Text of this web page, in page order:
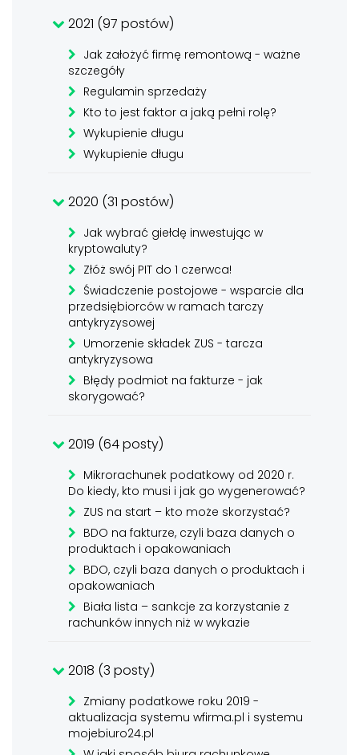
2021 (97 postów)
Jak założyć firmę remontową - ważne
szczegóły
Regulamin sprzedaży
Kto to jest faktor a jaką pełni rolę?
Wykupienie długu
Wykupienie długu
2020 (31 postów)
Jak wybrać giełdę inwestując w
kryptowaluty?
Złóż swój PIT do 1 czerwca!
Świadczenie postojowe - wsparcie dla
przedsiębiorców w ramach tarczy
antykryzysowej
Umorzenie składek ZUS - tarcza
antykryzysowa
Błędy podmiot na fakturze - jak
skorygować?
2019 (64 posty)
Mikrorachunek podatkowy od 2020 r.
Do kiedy, kto musi i jak go wygenerować?
ZUS na start – kto może skorzystać?
BDO na fakturze, czyli baza danych o
produktach i opakowaniach
BDO, czyli baza danych o produktach i
opakowaniach
Biała lista – sankcje za korzystanie z
rachunków innych niż w wykazie
2018 (3 posty)
Zmiany podatkowe roku 2019 -
aktualizacja systemu wfirma.pl i systemu
mojebiuro24.pl